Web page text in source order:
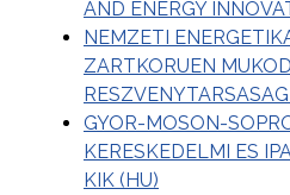
AND ENERGY
NEMZETI
ZARTKORUEN
GYOR-MOSON-
KERESKEDELMI ES
KIK (HU)